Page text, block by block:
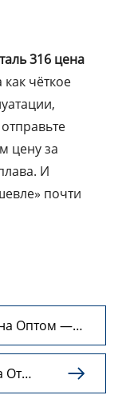
316 цена
чёткое
цену за
И
почти
Оптом —
От
